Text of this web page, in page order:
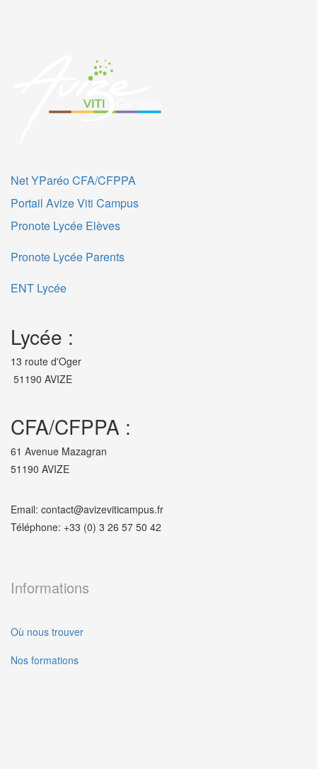
Net YParéo CFA/CFPPA
Portail Avize Viti Campus
Pronote Lycée Elèves
Pronote Lycée Parents
ENT Lycée
Lycée :
13 route d'Oger
51190 AVIZE
CFA/CFPPA :
61 Avenue Mazagran
51190 AVIZE
Email: contact@avizeviticampus.fr
Téléphone: +33 (0) 3 26 57 50 42
Informations
Où nous trouver
Nos formations